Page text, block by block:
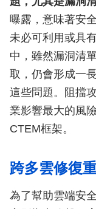
曝露，意味著安
未必可利用或具
中，雖然漏洞清
取，仍會形成一
這些問題。阻擋
業影響最大的風
CTEM框架。
跨多雲修復
為了幫助雲端安